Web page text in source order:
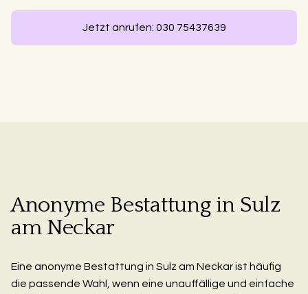
Jetzt anrufen: 030 75437639
Anonyme Bestattung in Sulz
am Neckar
Eine anonyme Bestattung in Sulz am Neckar ist häufig
die passende Wahl, wenn eine unauffällige und einfache